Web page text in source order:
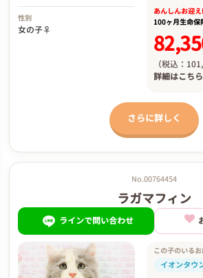
性別
女の子♀
あんしんお迎え
100ヶ月生命保
（税込：
詳細はこちら
さらに詳しく
No.00764454
ラガマフィン
ラインで問い合わせ
この子のいるお
イオンタウ